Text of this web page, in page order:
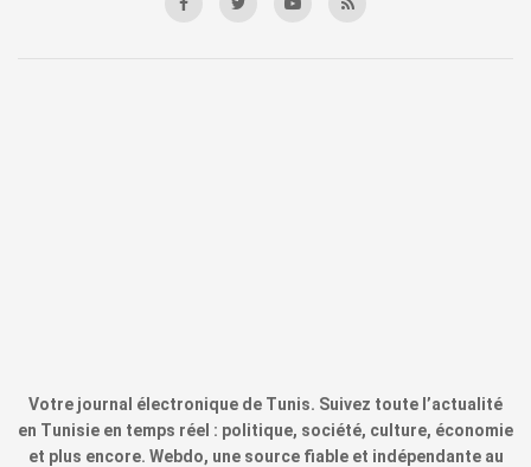
Votre journal électronique de Tunis. Suivez toute l’actualité
en Tunisie en temps réel : politique, société, culture, économie
et plus encore. Webdo, une source fiable et indépendante au